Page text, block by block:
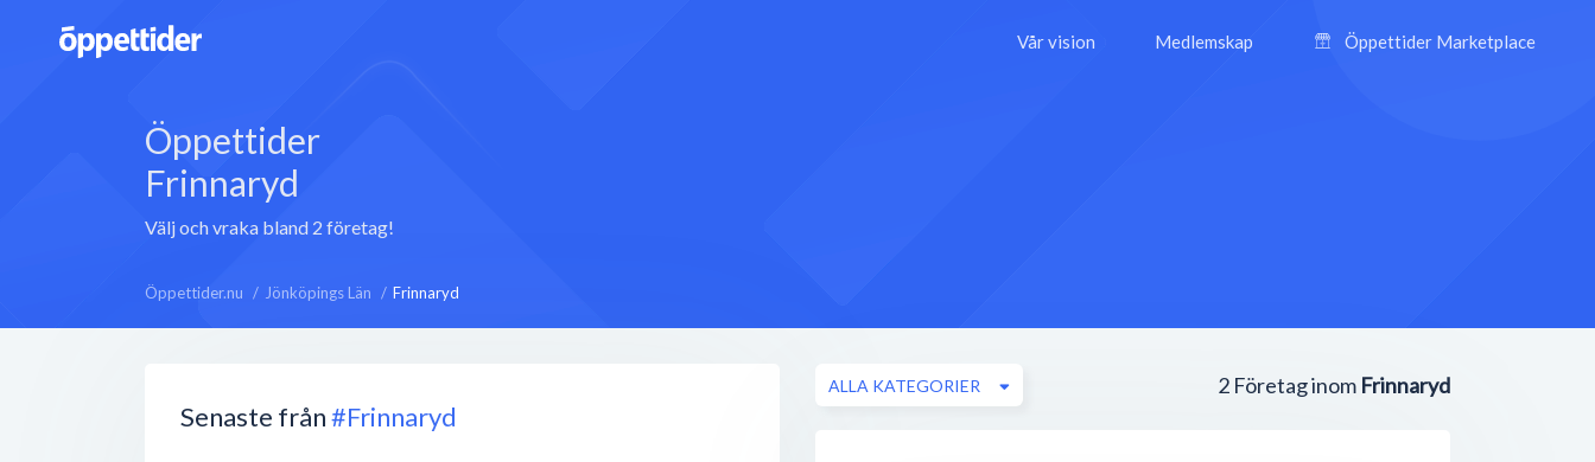
Vår vision Medlemskap Öppettider Marketplace
Öppettider
Frinnaryd
Välj och vraka bland 2 företag!
Öppettider.nu Jönköpings Län Frinnaryd
Senaste från#Frinnaryd
2 Företag inom Frinnaryd
ALLA KATEGORIER